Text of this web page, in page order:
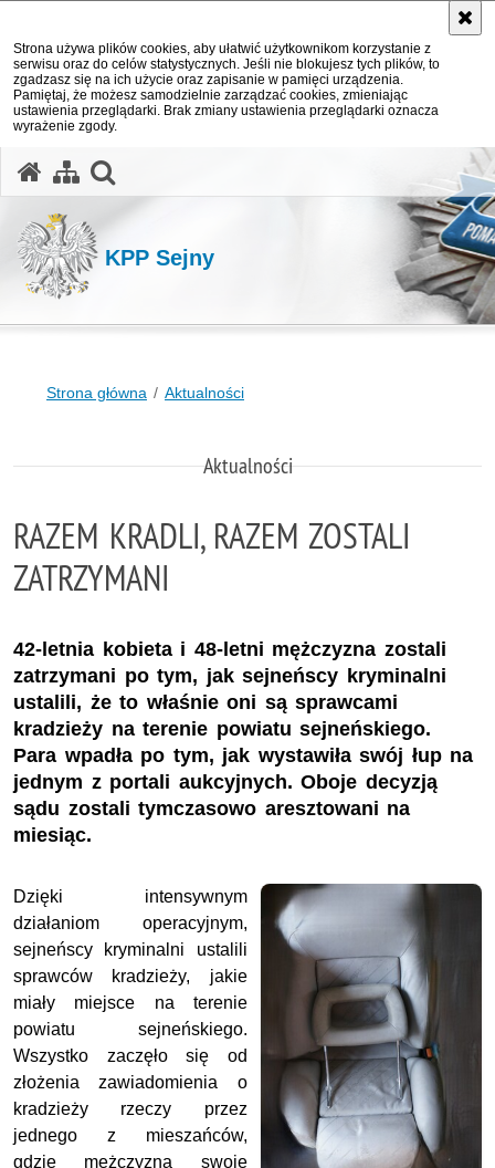
Strona używa plików cookies, aby ułatwić użytkownikom korzystanie z
serwisu oraz do celów statystycznych. Jeśli nie blokujesz tych plików, to
zgadzasz się na ich użycie oraz zapisanie w pamięci urządzenia.
Pamiętaj, że możesz samodzielnie zarządzać cookies, zmieniając
ustawienia przeglądarki. Brak zmiany ustawienia przeglądarki oznacza
wyrażenie zgody.
KPP Sejny
Strona główna Aktualności
Aktualności
RAZEM KRADLI, RAZEM ZOSTALI
ZATRZYMANI
42-letnia kobieta i 48-letni mężczyzna zostali
zatrzymani po tym, jak sejneńscy kryminalni
ustalili, że to właśnie oni są sprawcami
kradzieży na terenie powiatu sejneńskiego.
Para wpadła po tym, jak wystawiła swój łup na
jednym z portali aukcyjnych. Oboje decyzją
sądu zostali tymczasowo aresztowani na
miesiąc.
Dzięki intensywnym
działaniom operacyjnym,
sejneńscy kryminalni ustalili
sprawców kradzieży, jakie
miały miejsce na terenie
powiatu sejneńskiego.
Wszystko zaczęło się od
złożenia zawiadomienia o
kradzieży rzeczy przez
jednego z mieszańców,
gdzie mężczyzna swoje